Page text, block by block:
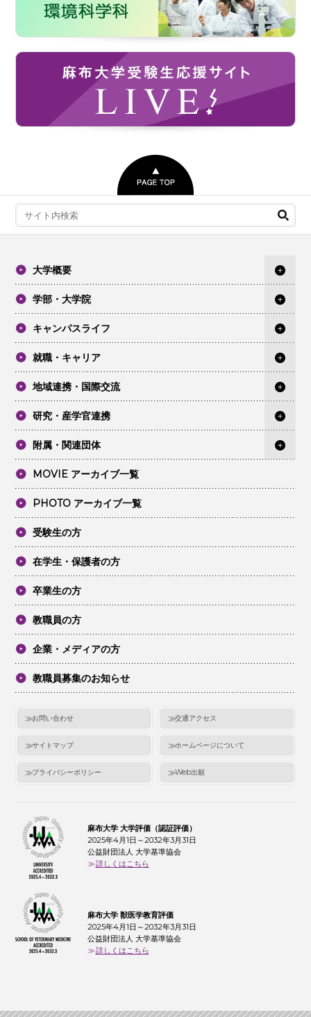
大学概要
学部・大学院
キャンパスライフ
就職・キャリア
地域連携・国際交流
研究・産学官連携
附属・関連団体
MOVIE アーカイブ一覧
PHOTO アーカイブ一覧
受験生の方
在学生・保護者の方
卒業生の方
教職員の方
企業・メディアの方
教職員募集のお知らせ
お問い合わせ 交通アクセス
サイトマップ ホームページについて
プライバシーポリシー Web出願
麻布大学 大学評価（認証評価）
2025年4月1日～2032年3月31日
公益財団法人 大学基準協会
詳しくはこちら
麻布大学 獣医学教育評価
2025年4月1日～2032年3月31日
公益財団法人 大学基準協会
詳しくはこちら